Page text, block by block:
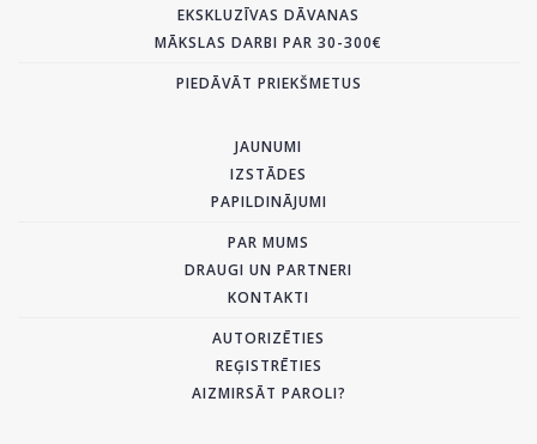
EKSKLUZĪVAS DĀVANAS
MĀKSLAS DARBI PAR 30-300€
PIEDĀVĀT PRIEKŠMETUS
JAUNUMI
IZSTĀDES
PAPILDINĀJUMI
PAR MUMS
DRAUGI UN PARTNERI
KONTAKTI
AUTORIZĒTIES
REĢISTRĒTIES
AIZMIRSĀT PAROLI?